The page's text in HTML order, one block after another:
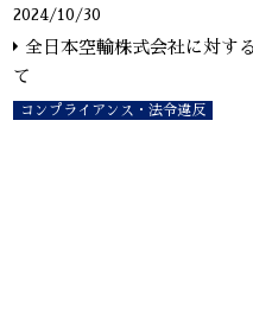
2024/10/30
全日本空輸株式会社に対す
て
コンプライアンス・法令違反